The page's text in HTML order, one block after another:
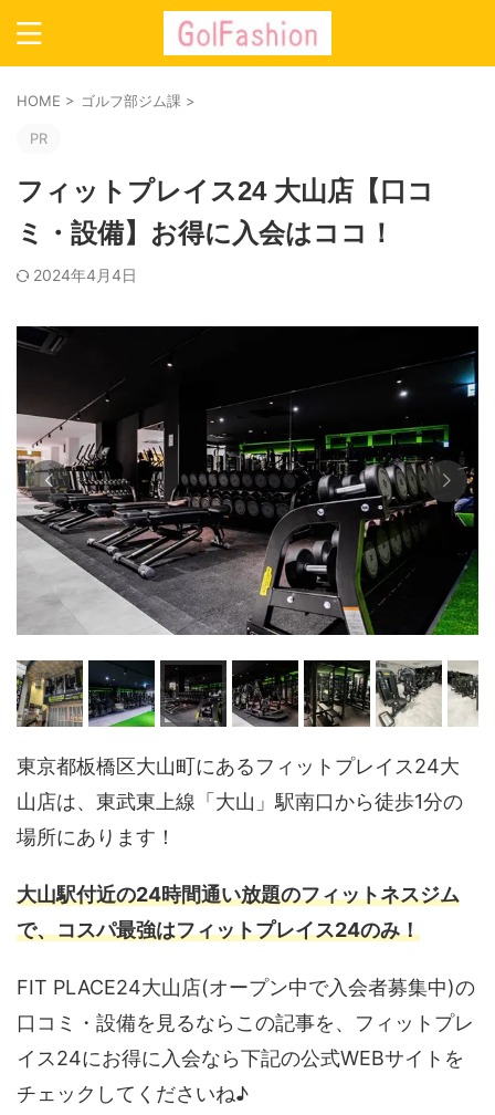
HOME > ゴルフ部ジム課 >
PR
フィットプレイス24 大山店【口コ
ミ・設備】お得に入会はココ！
2024年4月4日
東京都板橋区大山町にあるフィットプレイス24大
山店は、東武東上線「大山」駅南口から徒歩1分の
場所にあります！
大山駅付近の24時間通い放題のフィットネスジム
で、コスパ最強はフィットプレイス24のみ！
FIT PLACE24大山店(オープン中で入会者募集中)の
口コミ・設備を見るならこの記事を、フィットプレ
イス24にお得に入会なら下記の公式WEBサイトを
チェックしてくださいね♪